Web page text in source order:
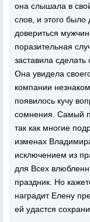
она слышала в
слов, и этого было
довериться
поразительная
заставила
Она увидела
компании
появилось кучу
сомнения. Самый
так как многие
изменах
исключением из
для Всех
праздник. Но
наградит Елену
ей удастся